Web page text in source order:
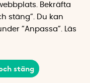
Bekräfta
stäng”. Du kan
”Anpassa”.
Läs
stäng